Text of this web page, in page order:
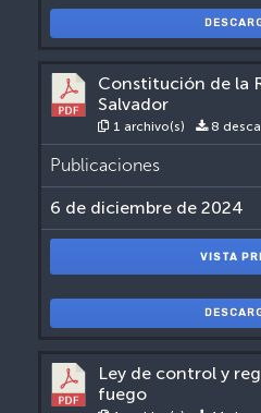
Constitución de la
Salvador
1 archivo(s) 8
Publicaciones
6 de diciembre de 2024
VISTA
Ley de control y
fuego